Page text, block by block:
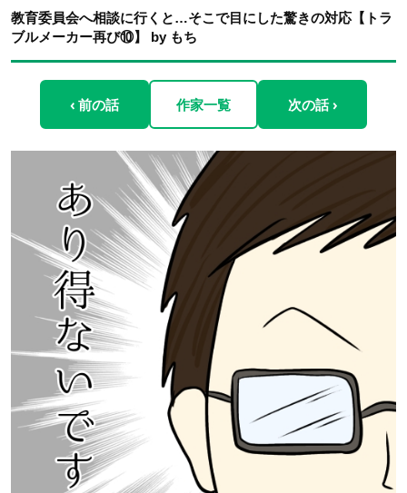
教育委員会へ相談に行くと…そこで目にした驚きの対応【トラ
ブルメーカー再び⑩】 by もち
‹ 前の話 作家一覧 次の話 ›